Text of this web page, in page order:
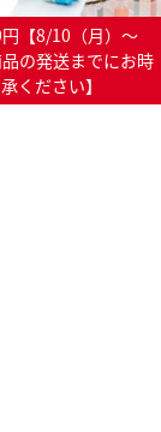
【8/10（月）～
の発送までにお時
ください】